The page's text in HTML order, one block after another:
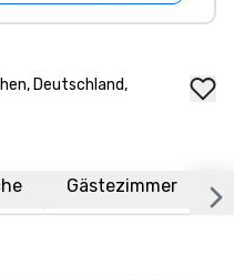
Deutschland,
Gästezimmer